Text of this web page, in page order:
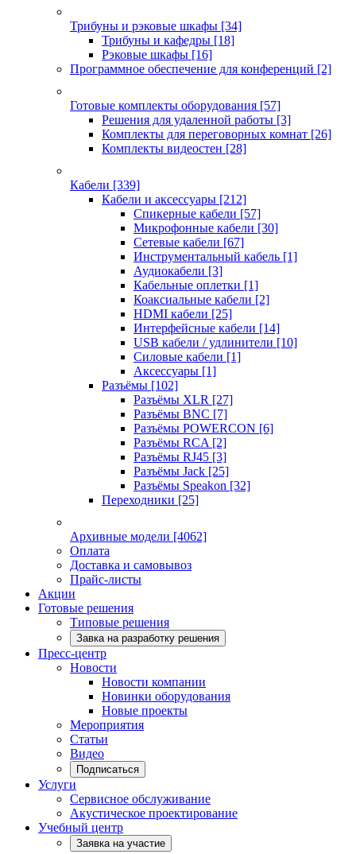
Трибуны и рэковые шкафы [34]
Трибуны и кафедры [18]
Рэковые шкафы [16]
Программное обеспечение для конференций [2]
Готовые комплекты оборудования [57]
Решения для удаленной работы [3]
Комплекты для переговорных комнат [26]
Комплекты видеостен [28]
Кабели [339]
Кабели и аксессуары [212]
Спикерные кабели [57]
Микрофонные кабели [30]
Сетевые кабели [67]
Инструментальный кабель [1]
Аудиокабели [3]
Кабельные оплетки [1]
Коаксиальные кабели [2]
HDMI кабели [25]
Интерфейсные кабели [14]
USB кабели / удлинители [10]
Силовые кабели [1]
Аксессуары [1]
Разъёмы [102]
Разъёмы XLR [27]
Разъёмы BNC [7]
Разъёмы POWERCON [6]
Разъёмы RCA [2]
Разъёмы RJ45 [3]
Разъёмы Jack [25]
Разъёмы Speakon [32]
Переходники [25]
Архивные модели [4062]
Оплата
Доставка и самовывоз
Прайс-листы
Акции
Готовые решения
Типовые решения
Завка на разработку решения
Пресс-центр
Новости
Новости компании
Новинки оборудования
Новые проекты
Мероприятия
Статьи
Видео
Подписаться
Услуги
Сервисное обслуживание
Акустическое проектирование
Учебный центр
Заявка на участие